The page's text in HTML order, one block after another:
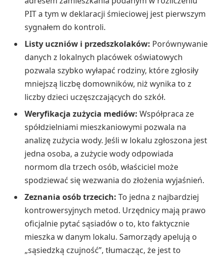
PIT a tym w deklaracji śmieciowej jest pierwszym
sygnałem do kontroli.
Listy uczniów i przedszkolaków: Porównywanie
danych z lokalnych placówek oświatowych
pozwala szybko wyłapać rodziny, które zgłosiły
mniejszą liczbę domowników, niż wynika to z
liczby dzieci uczęszczających do szkół.
Weryfikacja zużycia mediów: Współpraca ze
spółdzielniami mieszkaniowymi pozwala na
analizę zużycia wody. Jeśli w lokalu zgłoszona jest
jedna osoba, a zużycie wody odpowiada
normom dla trzech osób, właściciel może
spodziewać się wezwania do złożenia wyjaśnień.
Zeznania osób trzecich: To jedna z najbardziej
kontrowersyjnych metod. Urzędnicy mają prawo
oficjalnie pytać sąsiadów o to, kto faktycznie
mieszka w danym lokalu. Samorządy apelują o
„sąsiedzką czujność”, tłumacząc, że jest to